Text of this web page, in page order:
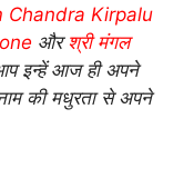
Chandra Kirpalu
और श्री मंगल
इन्हें आज ही अपने
की मधुरता से अपने